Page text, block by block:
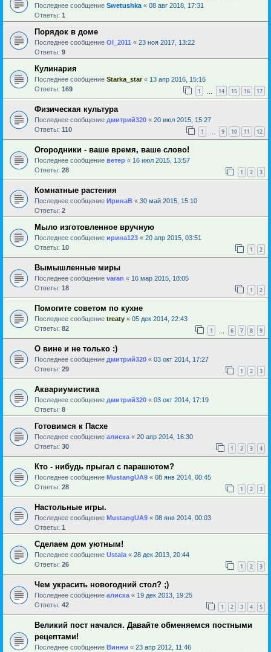
Последнее сообщение Swetushka « 08 авг 2018, 17:31
Ответы: 1
Порядок в доме
Последнее сообщение Ol_2011 « 23 ноя 2017, 13:22
Ответы: 9
Кулинария
Последнее сообщение Starka_star« 13 апр 2016, 15:16
Ответы: 169 1 14 15 16 17
Физическая культура
Последнее сообщение дмитрий320 « 20 июл 2015, 15:27
Ответы: 110 1 9 10 11 12
Огородники - ваше время, ваше слово!
Последнее сообщение ветер « 16 июл 2015, 13:57
Ответы: 28 1 2 3
Комнатные растения
Последнее сообщение ИринаВ « 30 май 2015, 15:10
Ответы: 2
Мыло изготовленное вручную
Последнее сообщение ирина123 « 20 апр 2015, 03:51
Ответы: 10 1 2
Вымышленные миры
Последнее сообщение varan « 16 мар 2015, 18:05
Ответы: 18 1 2
Помогите советом по кухне
Последнее сообщение treaty « 05 дек 2014, 22:43
Ответы: 82 1 6 7 8 9
О вине и не только :)
Последнее сообщение дмитрий320 « 03 окт 2014, 17:27
Ответы: 29 1 2 3
Аквариумистика
Последнее сообщение дмитрий320 « 03 окт 2014, 17:19
Ответы: 8
Готовимся к Пасхе
Последнее сообщение алиска « 20 апр 2014, 16:30
Ответы: 30 1 2 3 4
Кто - нибудь прыгал с парашютом?
Последнее сообщение MustangUA9 « 08 янв 2014, 00:45
Ответы: 28 1 2 3
Настольные игры.
Последнее сообщение MustangUA9 « 08 янв 2014, 00:03
Ответы: 1
Сделаем дом уютным!
Последнее сообщение Ustala « 28 дек 2013, 20:44
Ответы: 26 1 2 3
Чем украсить новогодний стол? ;)
Последнее сообщение алиска « 19 дек 2013, 19:25
Ответы: 42 1 2 3 4 5
Великий пост начался. Давайте обменяемся постными
рецептами!
Последнее сообщение Винни « 23 апр 2012, 11:46